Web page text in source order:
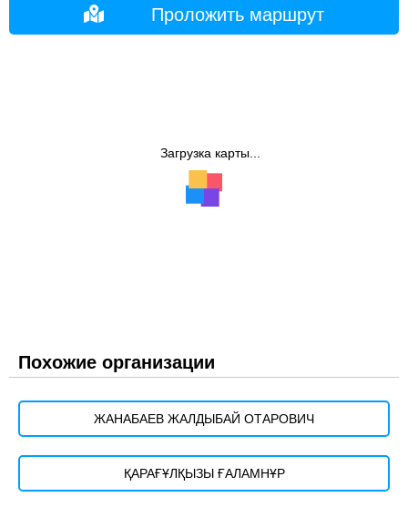
Проложить маршрут
Загрузка карты...
Похожие организации
ЖАНАБАЕВ ЖАЛДЫБАЙ ОТАРОВИЧ
ҚАРАҒҰЛҚЫЗЫ ҒАЛАМНҰР